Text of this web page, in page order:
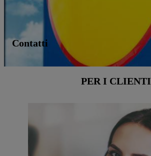
Contatti
PER I CLIENTI